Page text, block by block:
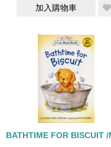
加入購物車
BATHTIME FOR BISCUIT /